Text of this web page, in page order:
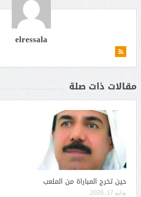
elressala
مقالات ذات صلة
حين تخرج المباراة من الملعب
يوليو 17, 2026